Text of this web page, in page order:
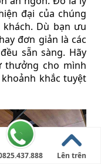
đại của chúng
Dù bạn ưu
đơn giản là các
sẵn sàng. Hãy
thưởng cho mình
khắc tuyệt
Lên trên